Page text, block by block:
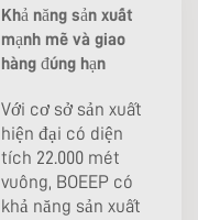
Khả năng sản xuất
mạnh mẽ và giao
hàng đúng hạn
Với cơ sở sản xuất
hiện đại có diện
tích 22.000 mét
vuông, BOEEP có
khả năng sản xuất